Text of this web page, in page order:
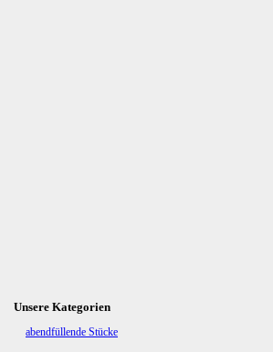
Unsere Kategorien
Navigation
abendfüllende Stücke